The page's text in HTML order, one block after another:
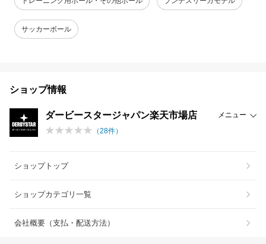
サッカーボール
ショップ情報
ダービースタージャパン楽天市場店
メニュー
（28件）
ショップトップ
ショップカテゴリ一覧
会社概要（支払・配送方法）